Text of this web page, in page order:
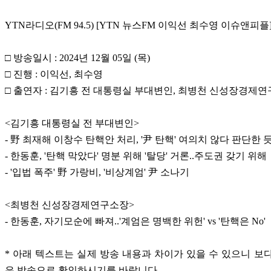
YTN라디오(FM 94.5) [YTN 뉴스FM 이익선 최수영 이슈앤피
□ 방송일시 : 2024년 12월 05일 (목)
□ 진행 : 이익선, 최수영
□ 출연자 : 김기흥 전 대통령실 부대변인, 최병천 신성장경제연
<김기흥 대통령실 전 부대변인>
- 野 최재해 이창수 탄핵안 처리, '尹 탄핵' 여의치 않다 판단한
- 한동훈, '탄핵 막았다' 명분 위해 '탈당' 거론..주도권 갖기 위해
- '입법 폭주' 野 가랑비, '비상계엄' 尹 소나기
<최병천 신성장경제연구소장>
- 한동훈, 자기모순에 빠져..'계엄은 명백한 위헌' vs '탄핵은 No'
* 아래 텍스트는 실제 방송 내용과 차이가 있을 수 있으니 보